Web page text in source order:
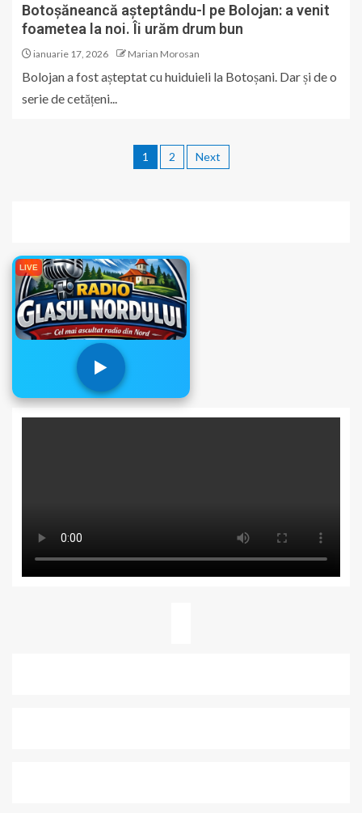
Botoșăneancă așteptându-l pe Bolojan: a venit
foametea la noi. Îi urăm drum bun
ianuarie 17, 2026 Marian Morosan
Bolojan a fost așteptat cu huiduieli la Botoșani. Dar și de o
serie de cetățeni...
1 2 Next
LIVE
▶️